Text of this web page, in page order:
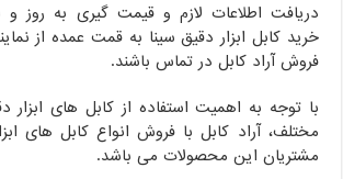
دریافت اطلاعات لازم و قیمت گیری به روز
خرید کابل ابزار دقیق سینا به قمت عمده از
فروش آراد کابل در تماس باشند.
با توجه به اهمیت استفاده از کابل های
مختلف، آراد کابل با فروش انواع کابل های
مشتریان این محصولات می باشد.